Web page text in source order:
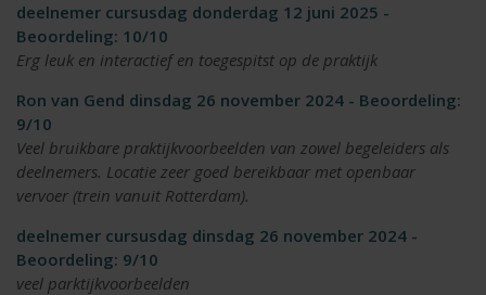
deelnemer cursusdag donderdag 12 juni 2025 -
Beoordeling: 10/10
Erg leuk en interactief en toegespitst op de praktijk
Ron van Gend dinsdag 26 november 2024 - Beoordeling:
9/10
Veel bruikbare praktijkvoorbeelden van zowel begeleiders als
deelnemers. Locatie zeer goed bereikbaar met openbaar
vervoer (trein vanuit Rotterdam).
deelnemer cursusdag dinsdag 26 november 2024 -
Beoordeling: 9/10
veel parktijkvoorbeelden